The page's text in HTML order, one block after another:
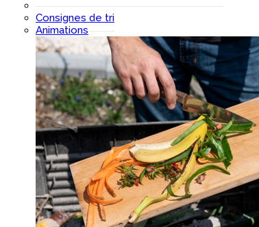
Consignes de tri
Animations